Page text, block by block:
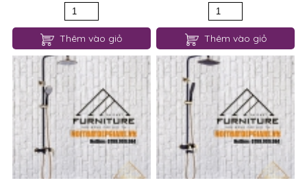
Thêm vào giỏ Thêm vào giỏ